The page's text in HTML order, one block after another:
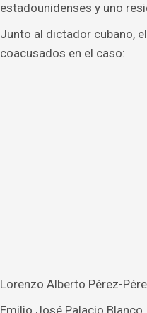
estadounidenses y uno
Junto al dictador cubano,
coacusados en el caso:
Lorenzo Alberto Pérez-